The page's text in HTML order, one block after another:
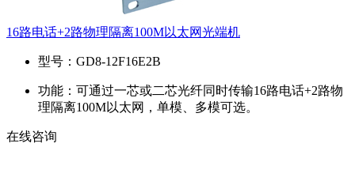
16路电话+2路物理隔离100M以太网光端机
型号： GD8-12F16E2B
功能： 可通过一芯或二芯光纤同时传输16路电话+2路物
理隔离100M以太网，单模、多模可选。
在线咨询